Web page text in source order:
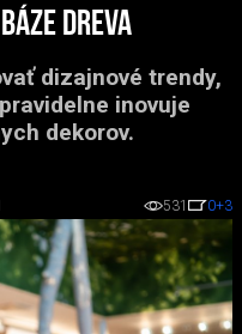
dreva
dizajnové trendy,
inovuje
dekorov.
531 0+3